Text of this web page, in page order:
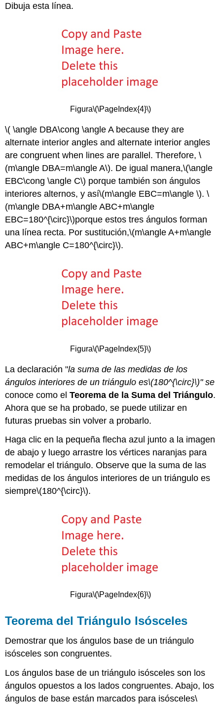
Dibuja esta línea.
Figura\(\PageIndex{4}\)
\( \angle DBA\cong \angle A because they are
alternate interior angles and alternate interior angles
are congruent when lines are parallel. Therefore, \
(m\angle DBA=m\angle A\). De igual manera,\(\angle
EBC\cong \angle C\) porque también son ángulos
interiores alternos, y así\(m\angle EBC=m\angle \).\
(m\angle DBA+m\angle ABC+m\angle
EBC=180^{\circ}\)porque estos tres ángulos forman
una línea recta. Por sustitución,\(m\angle A+m\angle
ABC+m\angle C=180^{\circ}\).
Figura\(\PageIndex{5}\)
La declaración "la suma de las medidas de los
ángulos interiores de un triángulo es\(180^{\circ}\)" se
conoce como elTeorema de la Suma del Triángulo.
Ahora que se ha probado, se puede utilizar en
futuras pruebas sin volver a probarlo.
Haga clic en la pequeña flecha azul junto a la imagen
de abajo y luego arrastre los vértices naranjas para
remodelar el triángulo. Observe que la suma de las
medidas de los ángulos interiores de un triángulo es
siempre\(180^{\circ}\).
Figura\(\PageIndex{6}\)
Teorema del Triángulo Isósceles
Demostrar que los ángulos base de un triángulo
isósceles son congruentes.
Los ángulos base de un triángulo isósceles son los
ángulos opuestos a los lados congruentes. Abajo, los
ángulos de base están marcados para isósceles\